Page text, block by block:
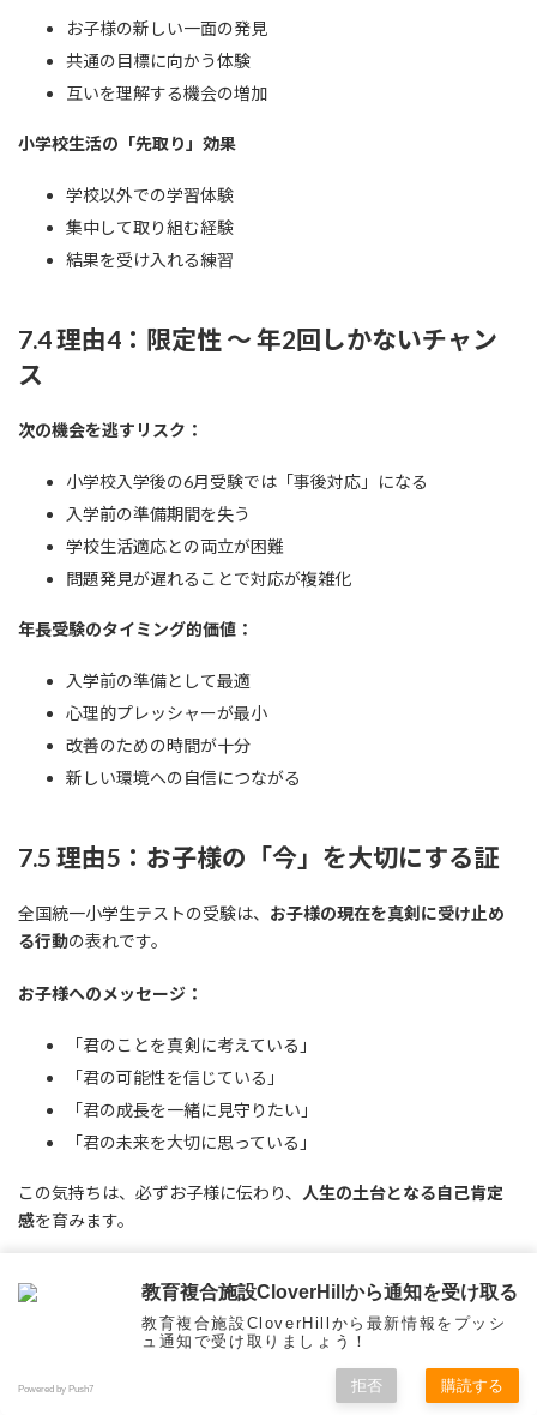
お子様の新しい一面の発見
共通の目標に向かう体験
互いを理解する機会の増加
小学校生活の「先取り」効果
学校以外での学習体験
集中して取り組む経験
結果を受け入れる練習
7.4 理由4：限定性 ～ 年2回しかないチャン
ス
次の機会を逃すリスク：
小学校入学後の6月受験では「事後対応」になる
入学前の準備期間を失う
学校生活適応との両立が困難
問題発見が遅れることで対応が複雑化
年長受験のタイミング的価値：
入学前の準備として最適
心理的プレッシャーが最小
改善のための時間が十分
新しい環境への自信につながる
7.5 理由5：お子様の「今」を大切にする証
全国統一小学生テストの受験は、 お子様の現在を真剣に受け止め
る行動の表れです。
お子様へのメッセージ：
「君のことを真剣に考えている」
「君の可能性を信じている」
「君の成長を一緒に見守りたい」
「君の未来を大切に思っている」
この気持ちは、必ずお子様に伝わり、
人生の土台となる自己肯定
感を育みます。
第8章：申込み前の最後の不安解消
Q1：「年長にテストは負担が大きすぎませ
教育複合施設CloverHillから通知を受け取る
教育複合施設CloverHillから最新情報をプッシ
ュ通知で受け取りましょう！
Powered by Push7 拒否 購読する